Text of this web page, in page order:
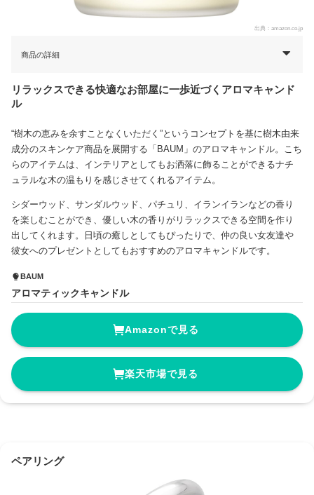
出典： amazon.co.jp
商品の詳細
リラックスできる快適なお部屋に一歩近づくアロマキャンド
ル
“樹木の恵みを余すことなくいただく”というコンセプトを基に樹木由来
成分のスキンケア商品を展開する「BAUM」のアロマキャンドル。こち
らのアイテムは、インテリアとしてもお洒落に飾ることができるナチ
ュラルな木の温もりを感じさせてくれるアイテム。
シダーウッド、サンダルウッド、パチュリ、イランイランなどの香り
を楽しむことができ、優しい木の香りがリラックスできる空間を作り
出してくれます。日頃の癒しとしてもぴったりで、仲の良い女友達や
彼女へのプレゼントとしてもおすすめのアロマキャンドルです。
BAUM
アロマティックキャンドル
Amazonで見る
楽天市場で見る
ペアリング